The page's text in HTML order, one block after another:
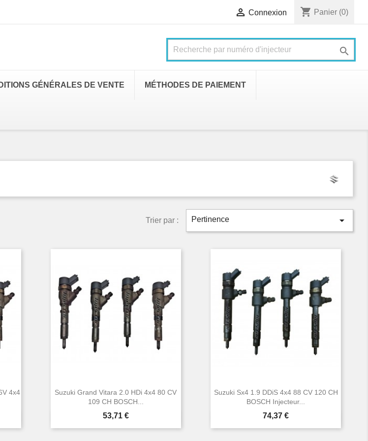
 Connexion shopping_cart Panier (0)

GÉNÉRALES DE VENTE MÉTHODES DE PAIEMENT
Trier par : Pertinence 
4x4
Suzuki Grand Vitara 2.0 HDi 4x4 80 CV
109 CH BOSCH...
Prix
53,71 €
Aperçu rapide
Suzuki Sx4 1.9 DDiS 4x4 88 CV 120 CH
BOSCH Injecteur...
Prix
74,37 €
Aperçu rapide